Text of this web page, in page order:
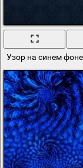
Узор на синем фоне